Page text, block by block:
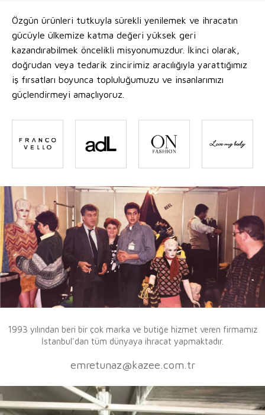
Özgün ürünleri tutkuyla sürekli yenilemek ve ihracatın
gücüyle ülkemize katma değeri yüksek geri
kazandırabilmek öncelikli misyonumuzdur. İkinci olarak,
doğrudan veya tedarik zincirimiz aracılığıyla yarattığımız
iş fırsatları boyunca topluluğumuzu ve insanlarımızı
güçlendirmeyi amaçlıyoruz.
1993 yılından beri bir çok marka ve butiğe hizmet veren firmamız
İstanbul'dan tüm dünyaya ihracat yapmaktadır.
emretunaz@kazee.com.tr